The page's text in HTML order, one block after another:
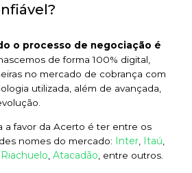
o processo de negociação é
de forma 100% digital,
no mercado de cobrança com
utilizada, além de avançada,
a favor da Acerto é ter entre os
nomes do mercado:
Inter, Itaú,
Riachuelo, Atacadão, entre outros.